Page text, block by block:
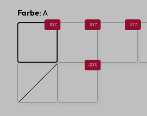
Farbeauswählen
: A
Rabatt 10%
-10% Rabatt 10%
-10% Rabatt
-10%
Rabatt 10%
-10%